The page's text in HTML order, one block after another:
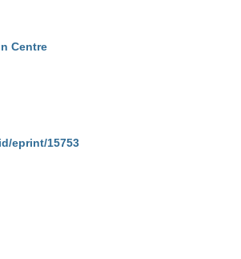
Centre
eprint/15753